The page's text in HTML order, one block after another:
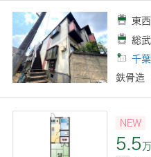
東
総
千
鉄骨
NEW
5.5